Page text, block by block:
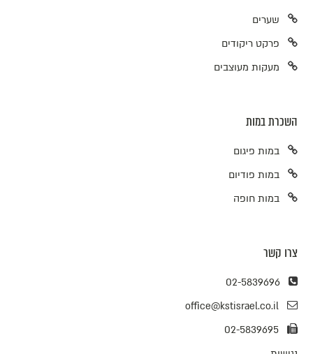
שערים
פרקט ריקודים
מעקות מעוצבים
השכרת במות
במות פיגום
במות פודיום
במות חופה
צרו קשר
02-5839696
office@kstisrael.co.il
02-5839695